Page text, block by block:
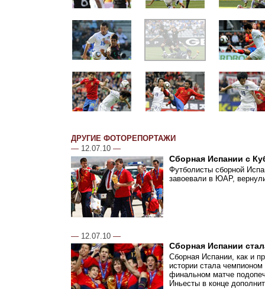
ДРУГИЕ ФОТОРЕПОРТАЖИ
— 12.07.10 —
Сборная Испании с
Футболисты сборной
завоевали в ЮАР,
— 12.07.10 —
Сборная Испании
Сборная Испании, как и
истории стала
финальном матче
Иньесты в конце